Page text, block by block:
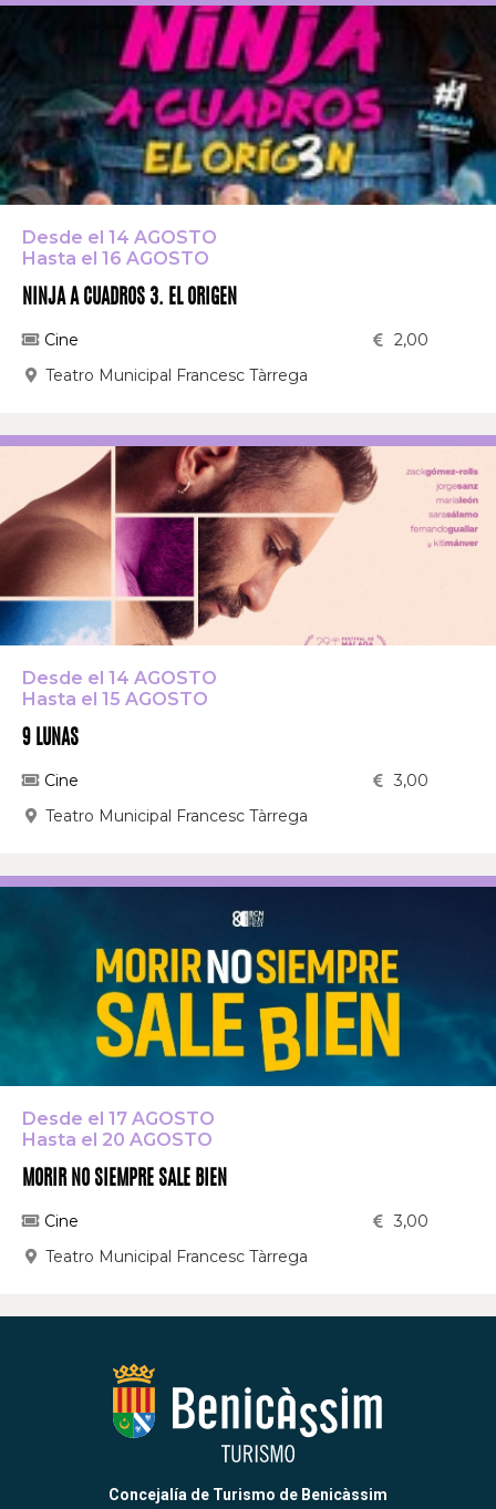
Desde el 14 AGOSTO
Hasta el 16 AGOSTO
NINJA A CUADROS 3. EL ORIGEN
Cine
2,00
Teatro Municipal Francesc Tàrrega
Desde el 14 AGOSTO
Hasta el 15 AGOSTO
9 LUNAS
Cine
3,00
Teatro Municipal Francesc Tàrrega
Desde el 17 AGOSTO
Hasta el 20 AGOSTO
MORIR NO SIEMPRE SALE BIEN
Cine
3,00
Teatro Municipal Francesc Tàrrega
Concejalía de Turismo de Benicàssim